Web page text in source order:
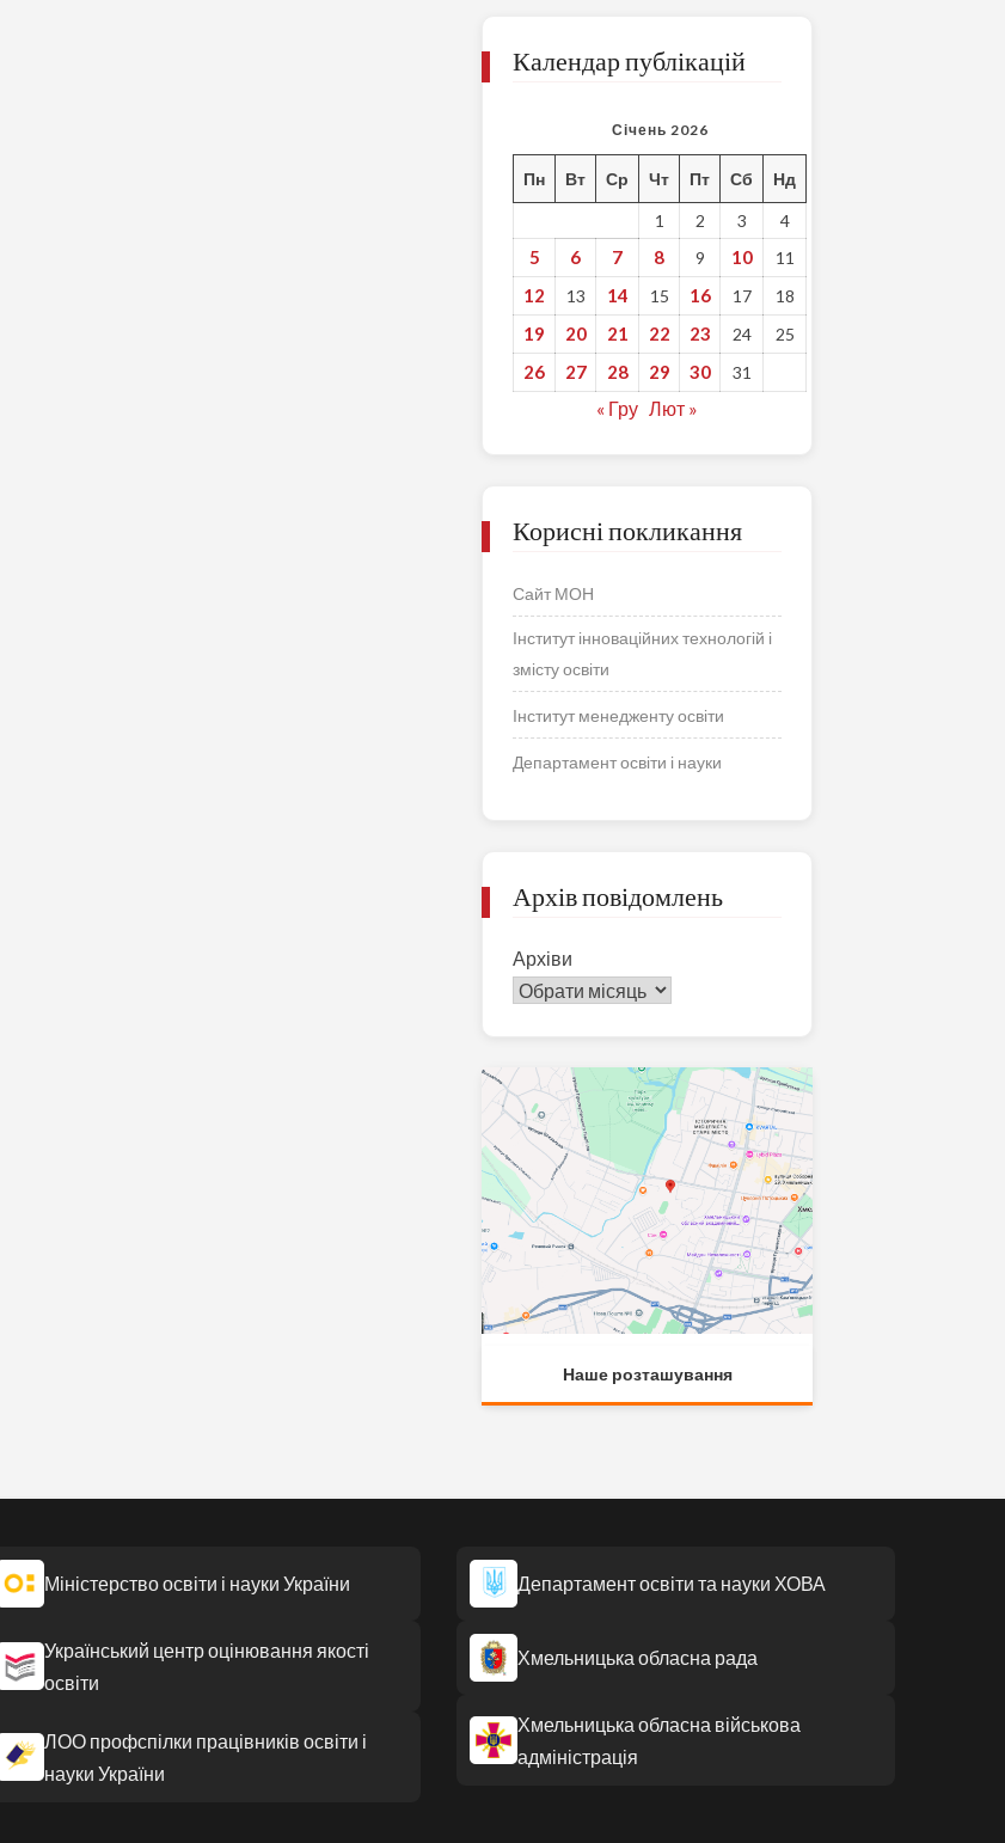
Календар публікацій
Січень 2026
Пн Вт Ср Чт Пт Сб Нд
1 2 3 4
5 6 7 8 9 10 11
12 13 14 15 16 17 18
19 20 21 22 23 24 25
26 27 28 29 30 31
« Гру Лют »
Корисні покликання
Сайт МОН
Інститут інноваційних технологій і
змісту освіти
Інститут менедженту освіти
Департамент освіти і науки
Архів повідомлень
Архіви
Наше розташування
Міністерство освіти і науки України
Український центр оцінювання якості
освіти
ЛОО профспілки працівників освіти і
науки України
Департамент освіти та науки ХОВА
Хмельницька обласна рада
Хмельницька обласна військова
адміністрація